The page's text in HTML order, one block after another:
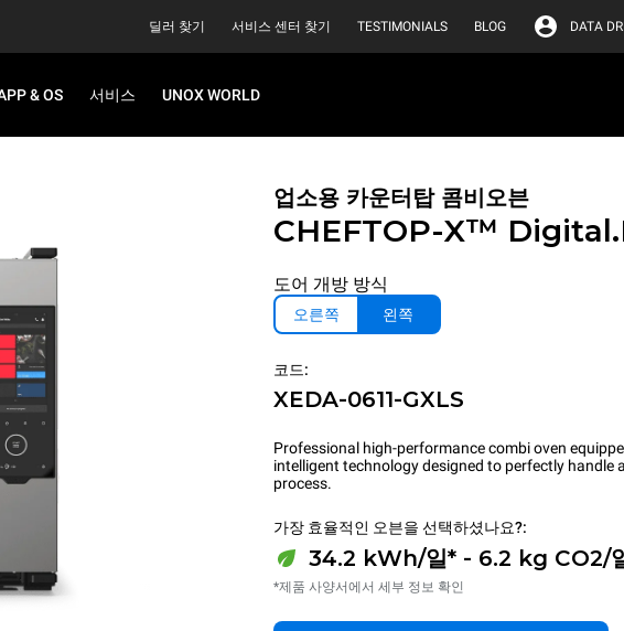
딜러 찾기 서비스 센터 찾기 TESTIMONIALS BLOG DATA
& OS 서비스 UNOX WORLD
업소용 카운터탑 콤비오븐
CHEFTOP-X™
도어 개방 방식
오른쪽 왼쪽
코드:
XEDA-0611-GXLS
Professional high-performance combi oven
intelligent technology designed to perfectly handle
process.
가장 효율적인 오븐을 선택하셨나요?:
34.2 kWh/일* - 6.2 kg CO2/
*제품 사양서에서 세부 정보 확인